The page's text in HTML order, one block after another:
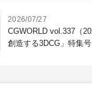
2026/07/27
CGWORLD vol.337（
創造する3DCG」特集